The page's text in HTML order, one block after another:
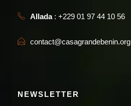
Allada: +229 01 97 44 10 56
contact@casagrandebenin.org
NEWSLETTER